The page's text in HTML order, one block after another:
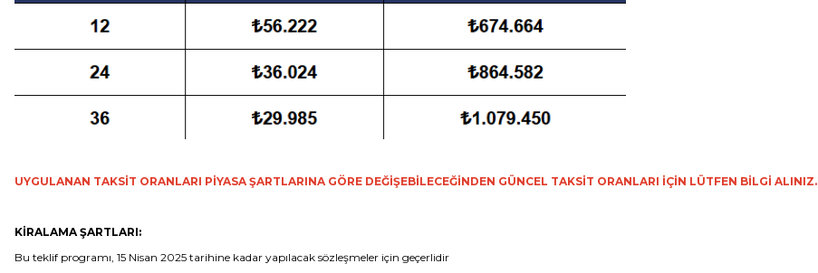
UYGULANAN TAKSİT ORANLARI PİYASA ŞARTLARINA GÖRE DEĞİŞEBİLECEĞİNDEN GÜNCEL TAKSİT ORANLARI İÇİN LÜTFEN BİLGİ ALINIZ.
KİRALAMA ŞARTLARI:
Bu teklif programı, 15 Nisan 2025 tarihine kadar yapılacak sözleşmeler için geçerlidir